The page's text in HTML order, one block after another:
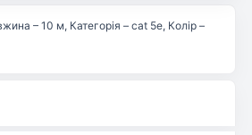
– 10 м, Категорія – cat 5e, Колір –